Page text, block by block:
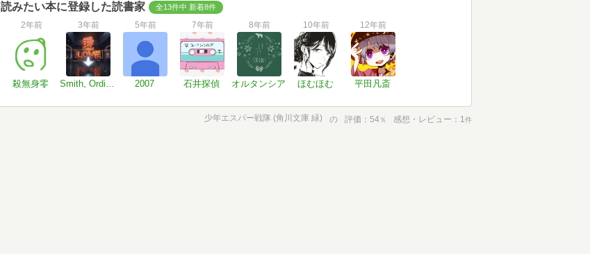
読みたい本に登録した読書家 全13件中 新着8件
2年前
殺無身零
3年前
Smith, Ordinary. Person.
5年前
2007
7年前
石井探偵
8年前
オルタンシア
10年前
ほむほむ
12年前
平田凡斎
少年エスパー戦隊 (角川文庫 緑) の 評価 54％ 感想・レビュー 1件